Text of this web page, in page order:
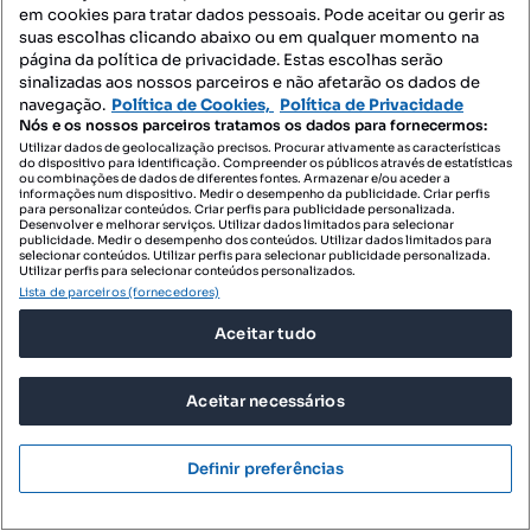
560 000 €5185,19 €/m²
Villa no Algarve, renovada em 2023. 4 q, 2 c de
banho, 108 m² em terr.
Conceição e Estoi, Faro, Faro
Tipologia
T4
Preço por metro quadrado
108 m²
eXp Portugal
Profissional
em cookies para tratar dados pessoais. Pode aceitar ou gerir as
suas escolhas clicando abaixo ou em qualquer momento na
página da política de privacidade. Estas escolhas serão
sinalizadas aos nossos parceiros e não afetarão os dados de
navegação. Política de Cookies, Política de Privacidade
Nós e os nossos parceiros tratamos os dados para fornecermos:
Utilizar dados de geolocalização precisos. Procurar ativamente as características
do dispositivo para identificação. Compreender os públicos através de estatísticas
ou combinações de dados de diferentes fontes. Armazenar e/ou aceder a
informações num dispositivo. Medir o desempenho da publicidade. Criar perfis
para personalizar conteúdos. Criar perfis para publicidade personalizada.
Desenvolver e melhorar serviços. Utilizar dados limitados para selecionar
publicidade. Medir o desempenho dos conteúdos. Utilizar dados limitados para
selecionar conteúdos. Utilizar perfis para selecionar publicidade personalizada.
Utilizar perfis para selecionar conteúdos personalizados.
Lista de parceiros (fornecedores)
Aceitar tudo
Aceitar necessários
Definir preferências